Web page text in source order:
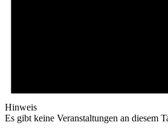
Hinweis
Es gibt keine Veranstaltungen an diesem